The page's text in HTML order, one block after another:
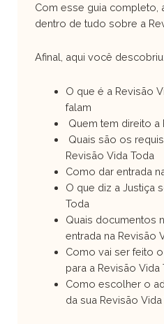
Com esse guia completo,
dentro de tudo sobre a
Afinal, aqui você descobriu:
O que é a Revisão
falam
Quem tem direito a
Quais são os
Revisão Vida Toda
Como dar entrada
O que diz a Justiça
Toda
Quais documentos
entrada na Revisão
Como vai ser feito
para a Revisão Vida
Como escolher o
da sua Revisão Vida